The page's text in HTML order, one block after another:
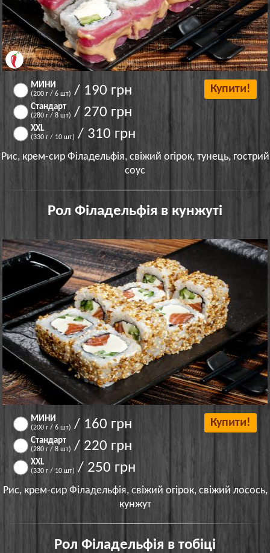
МИНИ
(200 г / 6 шт) / 190 грн
Стандарт
(280 г / 8 шт) / 270 грн
XXL
(330 г / 10 шт) / 310 грн
Купити!
Рис, крем-сир Філадельфія, свіжий огірок, тунець, гострий
соус
Рол Філадельфія в кунжуті
МИНИ
(200 г / 6 шт) / 160 грн
Стандарт
(280 г / 8 шт) / 220 грн
XXL
(330 г / 10 шт) / 250 грн
Купити!
Рис, крем-сир Філадельфія, свіжий огірок, свіжий лосось,
кунжут
Рол Філадельфія в тобіці